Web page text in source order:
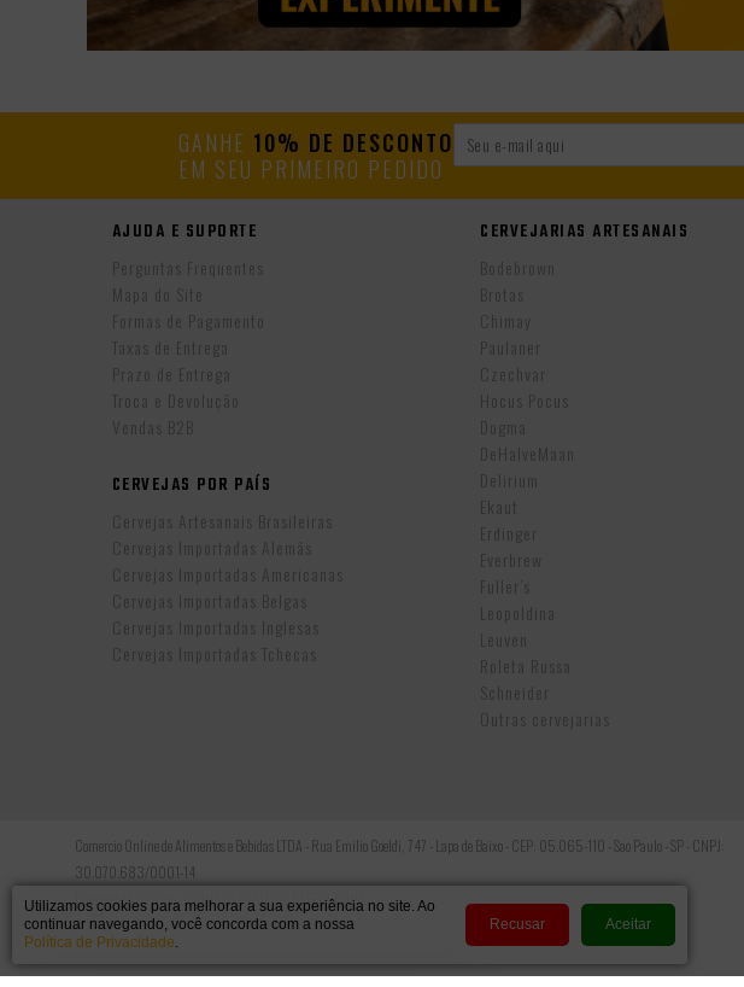
GANHE 10% DE DESCONTO
EM SEU PRIMEIRO PEDIDO
AJUDA E SUPORTE
Perguntas Frequentes
Mapa do Site
Formas de Pagamento
Taxas de Entrega
Prazo de Entrega
Troca e Devolução
Vendas B2B
CERVEJAS POR PAÍS
Cervejas Artesanais Brasileiras
Cervejas Importadas Alemãs
Cervejas Importadas Americanas
Cervejas Importadas Belgas
Cervejas Importadas Inglesas
Cervejas Importadas Tchecas
CERVEJARIAS ARTESANAIS
Bodebrown
Brotas
Chimay
Paulaner
Czechvar
Hocus Pocus
Dogma
DeHalveMaan
Delirium
Ekaut
Erdinger
Everbrew
Fuller’s
Leopoldina
Leuven
Roleta Russa
Schneider
Outras cervejarias
Comercio Online de Alimentos e Bebidas LTDA - Rua Emilio Goeldi, 747 - Lapa de Baixo - CEP: 05.065-110 - Sao Paulo - SP - CNPJ:
30.070.683/0001-14
Copyright © 2026, TODOS OS DIREITOS RESERVADOS.
Utilizamos cookies para melhorar a sua experiência no site. Ao
continuar navegando, você concorda com a nossa
Política de Privacidade.
Recusar Aceitar